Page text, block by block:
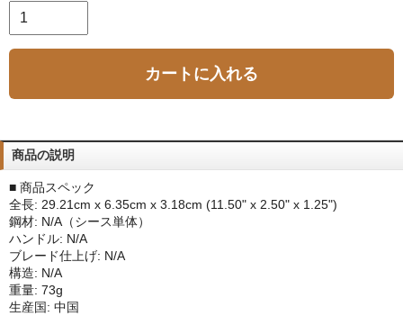
カートに入れる
商品の説明
■ 商品スペック
全長: 29.21cm x 6.35cm x 3.18cm (11.50" x 2.50" x 1.25")
鋼材: N/A（シース単体）
ハンドル: N/A
ブレード仕上げ: N/A
構造: N/A
重量: 73g
生産国: 中国